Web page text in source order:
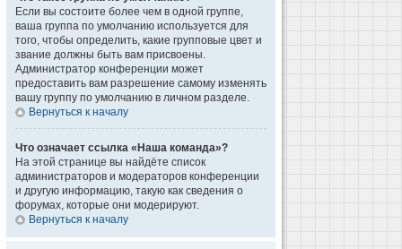
Если вы состоите более чем в одной группе,
ваша группа по умолчанию используется для
того, чтобы определить, какие групповые цвет и
звание должны быть вам присвоены.
Администратор конференции может
предоставить вам разрешение самому изменять
вашу группу по умолчанию в личном разделе.
Вернуться к началу
Что означает ссылка «Наша команда»?
На этой странице вы найдёте список
администраторов и модераторов конференции
и другую информацию, такую как сведения о
форумах, которые они модерируют.
Вернуться к началу